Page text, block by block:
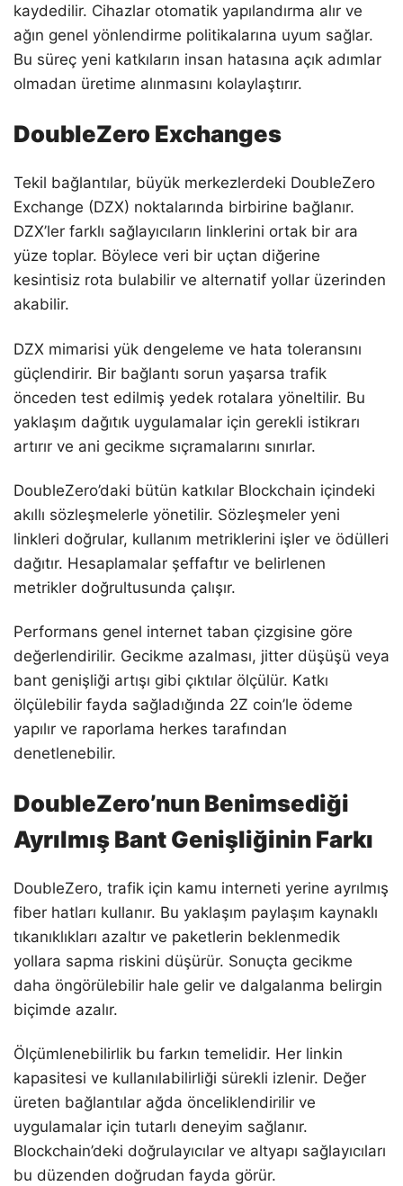
kaydedilir. Cihazlar otomatik yapılandırma alır ve
ağın genel yönlendirme politikalarına uyum sağlar.
Bu süreç yeni katkıların insan hatasına açık adımlar
olmadan üretime alınmasını kolaylaştırır.
DoubleZero Exchanges
Tekil bağlantılar, büyük merkezlerdeki DoubleZero
Exchange (DZX) noktalarında birbirine bağlanır.
DZX’ler farklı sağlayıcıların linklerini ortak bir ara
yüze toplar. Böylece veri bir uçtan diğerine
kesintisiz rota bulabilir ve alternatif yollar üzerinden
akabilir.
DZX mimarisi yük dengeleme ve hata toleransını
güçlendirir. Bir bağlantı sorun yaşarsa trafik
önceden test edilmiş yedek rotalara yöneltilir. Bu
yaklaşım dağıtık uygulamalar için gerekli istikrarı
artırır ve ani gecikme sıçramalarını sınırlar.
DoubleZero’daki bütün katkılar Blockchain içindeki
akıllı sözleşmelerle yönetilir. Sözleşmeler yeni
linkleri doğrular, kullanım metriklerini işler ve ödülleri
dağıtır. Hesaplamalar şeffaftır ve belirlenen
metrikler doğrultusunda çalışır.
Performans genel internet taban çizgisine göre
değerlendirilir. Gecikme azalması, jitter düşüşü veya
bant genişliği artışı gibi çıktılar ölçülür. Katkı
ölçülebilir fayda sağladığında 2Z coin’le ödeme
yapılır ve raporlama herkes tarafından
denetlenebilir.
DoubleZero’nun Benimsediği
Ayrılmış Bant Genişliğinin Farkı
DoubleZero, trafik için kamu interneti yerine ayrılmış
fiber hatları kullanır. Bu yaklaşım paylaşım kaynaklı
tıkanıklıkları azaltır ve paketlerin beklenmedik
yollara sapma riskini düşürür. Sonuçta gecikme
daha öngörülebilir hale gelir ve dalgalanma belirgin
biçimde azalır.
Ölçümlenebilirlik bu farkın temelidir. Her linkin
kapasitesi ve kullanılabilirliği sürekli izlenir. Değer
üreten bağlantılar ağda önceliklendirilir ve
uygulamalar için tutarlı deneyim sağlanır.
Blockchain’deki doğrulayıcılar ve altyapı sağlayıcıları
bu düzenden doğrudan fayda görür.